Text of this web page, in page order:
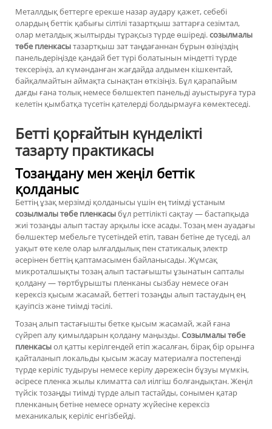
Металлдық беттерге ерекше назар аудару қажет, себебі
олардың беттік қабығы сілтілі тазартқыш заттарға сезімтал,
олар металдық жылтырды тұрақсыз түрде өшіреді.созылмалы
төбе пленкасытазартқыш зат таңдағаннан бұрын өзіңіздің
панельдеріңізде қандай бет түрі болатынын міндетті түрде
тексеріңіз, ал күмәнданған жағдайда алдымен кішкентай,
байқалмайтын аймақта сынақтан өткізіңіз. Бұл қарапайым
дағды ғана толық немесе бөлшектеп панельді ауыстыруға тура
келетін қымбатқа түсетін қателерді болдырмауға көмектеседі.
Бетті қорғайтын күнделікті
тазарту практикасы
Тозаңдану мен жеңіл беттік
қолданыс
Беттің ұзақ мерзімді қолданысы үшін ең тиімді ұстаным
созылмалы төбе пленкасыбұл реттілікті сақтау — бастапқыда
жиі тозаңды алып тастау арқылы іске асады. Тозаң мен ауадағы
бөлшектер мебельге түсетіндей етіп, таван бетіне де түседі, ал
уақыт өте келе олар ылғалдылық пен статикалық электр
әсерінен беттің қаптамасымен байланысады. Жұмсақ
микроталшықты тозаң алып тастағышты ұзынатын сапталы
қолдану — төртбұрышты пленканы сызбау немесе оған
керексіз қысым жасамай, беттегі тозаңды алып тастаудың ең
қауіпсіз және тиімді тәсілі.
Тозаң алып тастағышты бетке қысым жасамай, жай ғана
сүйреп алу қимылдарын қолдану маңызды.Созылмалы төбе
пленкасыол қатты керілгендей етіп жасалған, бірақ бір орынға
қайталанып локальды қысым жасау материалға постепенді
түрде керіліс тудыруы немесе керілу дәрежесін бұзуы мүмкін,
әсіресе пленка жылы климатта сәл иілгіш болғандықтан. Жеңіл
түйсік тозаңды тиімді түрде алып тастайды, сонымен қатар
пленканың бетіне немесе орнату жүйесіне керексіз
механикалық керіліс енгізбейді.